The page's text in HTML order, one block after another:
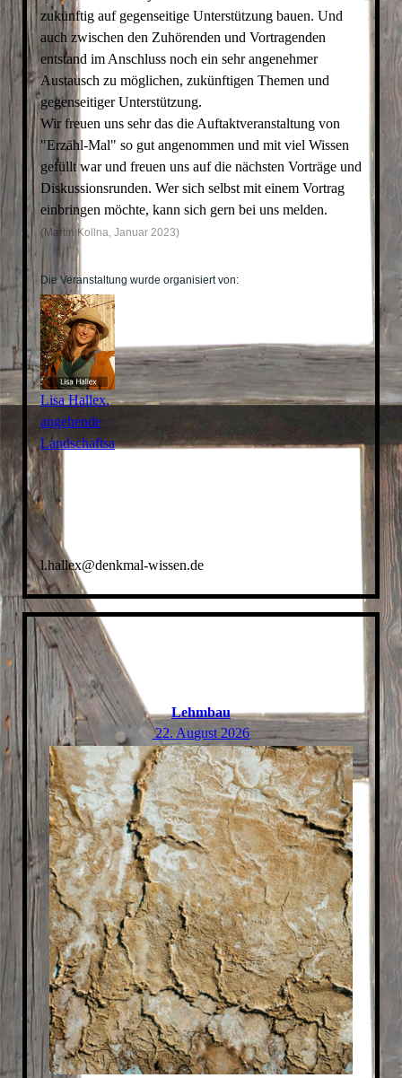
zukünftig auf gegenseitige Unterstützung bauen. Und
auch zwischen den Zuhörenden und Vortragenden
entstand im Anschluss noch ein sehr angenehmer
Austausch zu möglichen, zukünftigen Themen und
gegenseitiger Unterstützung.
Wir freuen uns sehr das die Auftaktveranstaltung von
"Erzähl-Mal" so gut angenommen und mit viel Wissen
gefüllt war und freuen uns auf die nächsten Vorträge und
Diskussionsrunden. Wer sich selbst mit einem Vortrag
einbringen möchte, kann sich gern bei uns melden.
(Martin Kollna, Januar 2023)
Die Veranstaltung wurde organisiert von:
Lisa Hallex,
angehende
Landschaftsarchitektin
l.hallex@denkmal-wissen.de
Lehmbau
22. August 2026